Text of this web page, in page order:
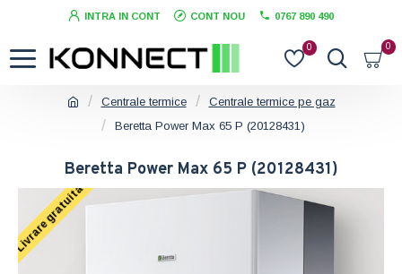
INTRA IN CONT CONT NOU 0767 890 490
0 0
Centrale termice
Centrale termice pe gaz
Beretta Power Max 65 P (20128431)
Beretta Power Max 65 P (20128431)
Livrare gratuita